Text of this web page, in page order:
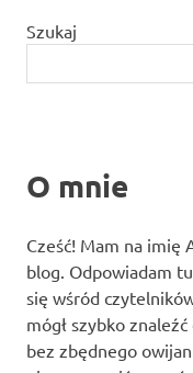
Szukaj
O mnie
Cześć! Mam na imię
blog. Odpowiadam
się wśród
mógł szybko
bez zbędnego